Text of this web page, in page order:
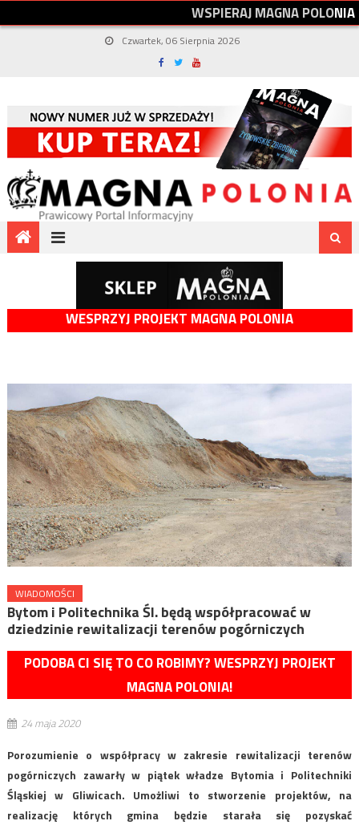
WSPIERAJMAGNAPOLONIA
Czwartek, 06 Sierpnia 2026
WESPRZYJ PROJEKT MAGNA POLONIA
WIADOMOŚCI
Bytom i Politechnika Śl. będą współpracować w
dziedzinie rewitalizacji terenów pogórniczych
PODOBA CI SIĘ TO CO ROBIMY? WESPRZYJ PROJEKT
MAGNA POLONIA!
24 maja 2020
Porozumienie o współpracy w zakresie rewitalizacji terenów
pogórniczych zawarły w piątek władze Bytomia i Politechniki
Śląskiej w Gliwicach. Umożliwi to stworzenie projektów, na
realizację których gmina będzie starała się pozyskać